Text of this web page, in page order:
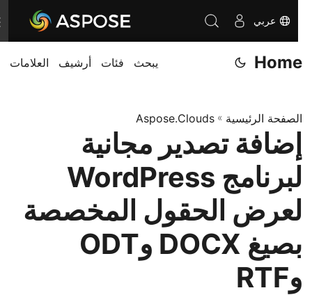
عربي
Home يبحث فئات أرشيف العلامات
الصفحة الرئيسية»
Aspose.Clouds
إضافة تصدير مجانية
لبرنامج WordPress
لعرض الحقول المخصصة
بصيغ DOCX وODT
وRTF